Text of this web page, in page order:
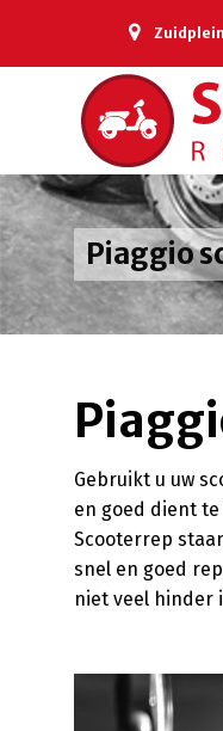
Piaggio
Gebruikt u uw
en goed dient
Scooterrep
snel en goed
niet veel hinder